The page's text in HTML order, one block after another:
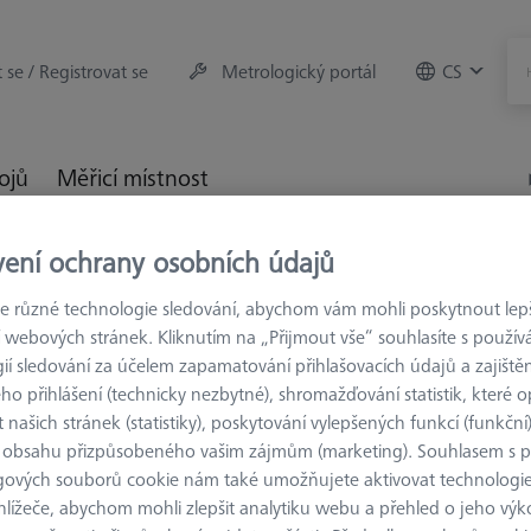
se / Registrovat se Metrologický portál CS
Měřicí místnost
stroje Výměnné zásobníky
zásobník
Výsledky třídění
ochrany osobních údajů
různé technologie sledování, abychom vám mohli poskytnout
stránek. Kliknutím na „Přijmout vše“ souhlasíte s
sledování za účelem zapamatování přihlašovacích údajů a
přihlášení (technicky nezbytné), shromažďování statistik, které
stránek (statistiky), poskytování vylepšených funkcí
přizpůsobeného vašim zájmům (marketing). Souhlasem s
souborů cookie nám také umožňujete aktivovat
abychom mohli zlepšit analytiku webu a přehled o jeho